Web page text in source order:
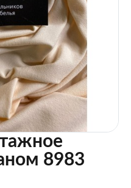
8983